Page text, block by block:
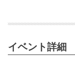
イベント詳細